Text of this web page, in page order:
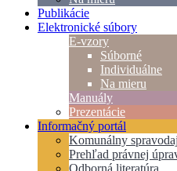
Publikácie
Elektronické súbory
E-vzory
Súborné
Individuálne
Na mieru
Manuály
Prezentácie
Informačný portál
Komunálny
Prehľad právnej
Odborná literatúra